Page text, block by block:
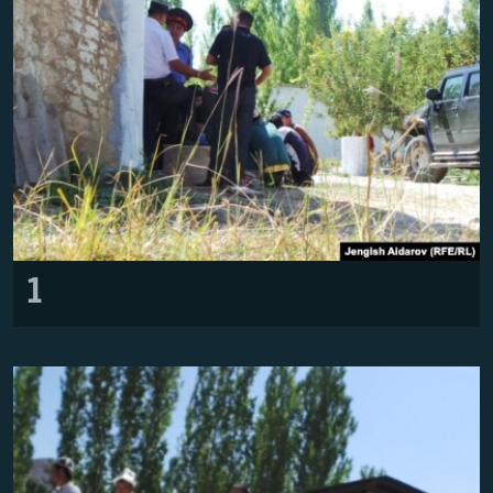
ЭЖЕ-СИҢДИЛЕР
АЗАТТЫК+
ЫҢГАЙСЫЗ СУРООЛОР
ОНЛАЙН ШЕРИНЕ
ЭЕ/АРнун бардык сайттары
1